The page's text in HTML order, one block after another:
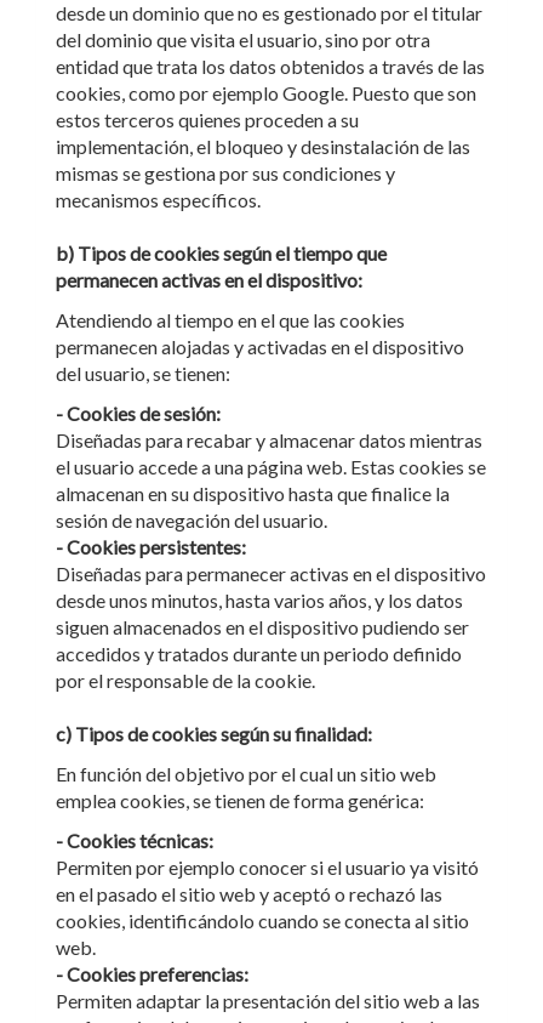
desde un dominio que no es gestionado por el titular
del dominio que visita el usuario, sino por otra
entidad que trata los datos obtenidos a través de las
cookies, como por ejemplo Google. Puesto que son
estos terceros quienes proceden a su
implementación, el bloqueo y desinstalación de las
mismas se gestiona por sus condiciones y
mecanismos específicos.
b) Tipos de cookies según el tiempo que
permanecen activas en el dispositivo:
Atendiendo al tiempo en el que las cookies
permanecen alojadas y activadas en el dispositivo
del usuario, se tienen:
- Cookies de sesión:
Diseñadas para recabar y almacenar datos mientras
el usuario accede a una página web. Estas cookies se
almacenan en su dispositivo hasta que finalice la
sesión de navegación del usuario.
- Cookies persistentes:
Diseñadas para permanecer activas en el dispositivo
desde unos minutos, hasta varios años, y los datos
siguen almacenados en el dispositivo pudiendo ser
accedidos y tratados durante un periodo definido
por el responsable de la cookie.
c) Tipos de cookies según su finalidad:
En función del objetivo por el cual un sitio web
emplea cookies, se tienen de forma genérica:
- Cookies técnicas:
Permiten por ejemplo conocer si el usuario ya visitó
en el pasado el sitio web y aceptó o rechazó las
cookies, identificándolo cuando se conecta al sitio
web.
- Cookies preferencias:
Permiten adaptar la presentación del sitio web a las